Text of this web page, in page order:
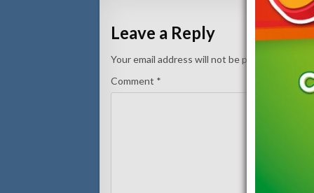
Leave a Reply
Your email address will not be published.
Comment *